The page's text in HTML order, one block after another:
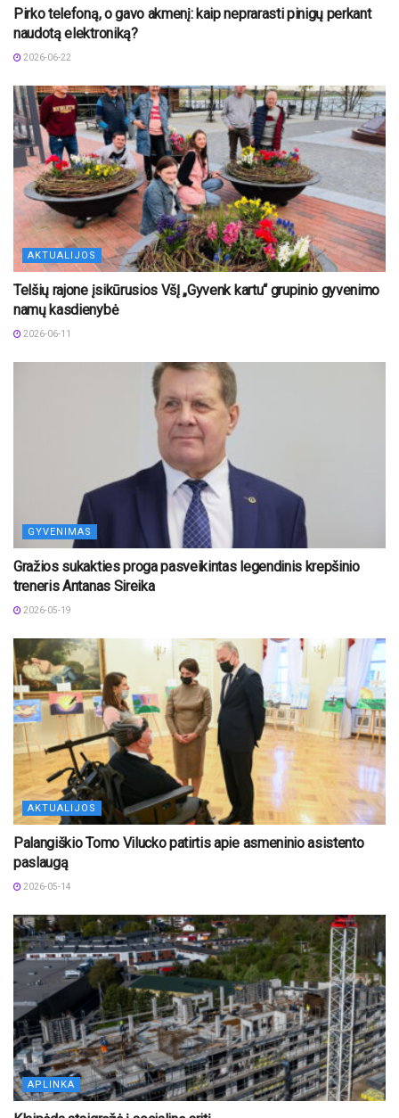
Pirko telefoną, o gavo akmenį: kaip neprarasti pinigų perkant
naudotą elektroniką?
2026-06-22
AKTUALIJOS
Telšių rajone įsikūrusios VšĮ „Gyvenk kartu“ grupinio gyvenimo
namų kasdienybė
2026-06-11
GYVENIMAS
Gražios sukakties proga pasveikintas legendinis krepšinio
treneris Antanas Sireika
2026-05-19
AKTUALIJOS
Palangiškio Tomo Vilucko patirtis apie asmeninio asistento
paslaugą
2026-05-14
APLINKA